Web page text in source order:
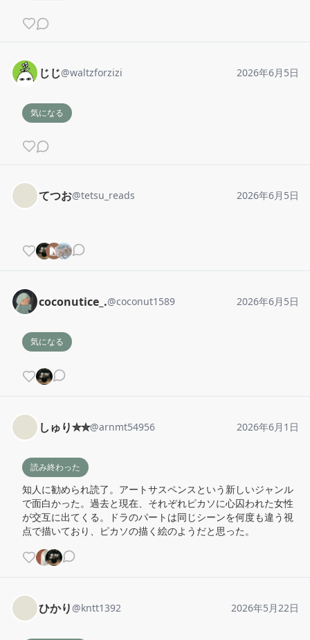
じじ@waltzforzizi 2026年6月5日
気になる
てつお@tetsu_reads 2026年6月5日
coconutice_.@coconut1589 2026年6月5日
気になる
しゅり✮✮@arnmt54956 2026年6月1日
読み終わった
知人に勧められ読了。アートサスペンスという新しいジャンル
で面白かった。過去と現在、それぞれピカソに心囚われた女性
が交互に出てくる。ドラのパートは同じシーンを何度も違う視
点で描いており、ピカソの描く絵のようだと思った。
ひかり @kntt1392 2026年5月22日